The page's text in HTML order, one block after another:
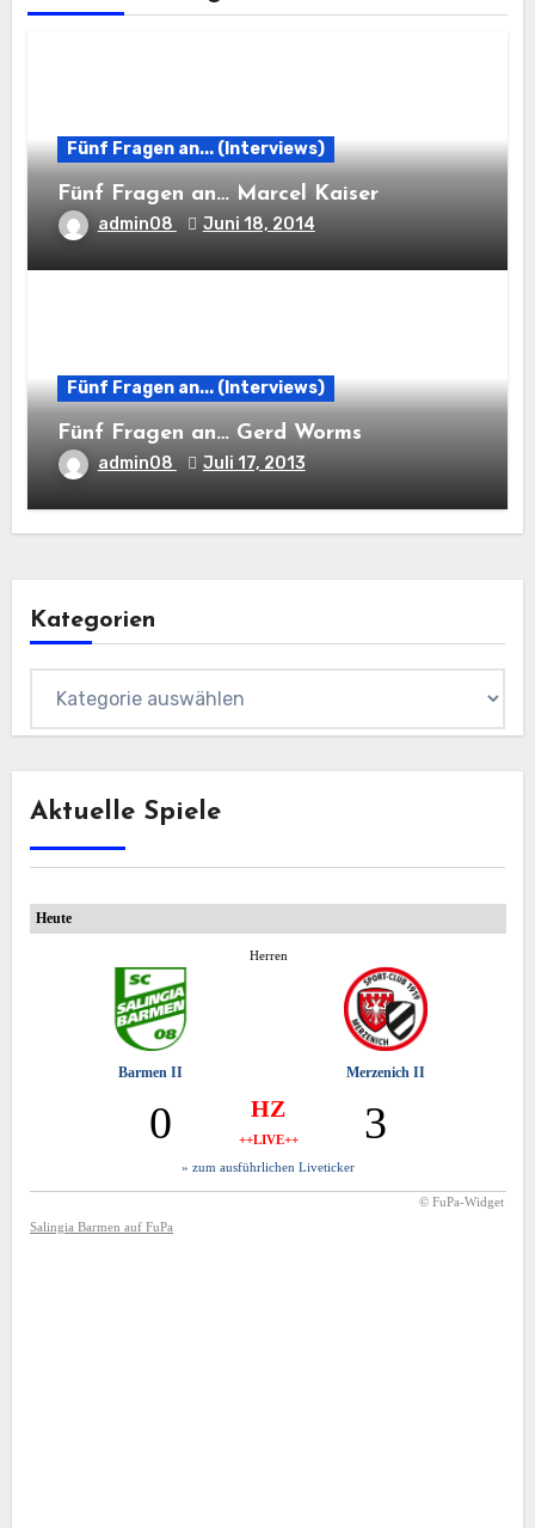
Fünf Fragen an... (Interviews)
Fünf Fragen an… Marcel Kaiser
admin08 Juni 18, 2014
Fünf Fragen an... (Interviews)
Fünf Fragen an… Gerd Worms
admin08 Juli 17, 2013
Kategorien
Aktuelle Spiele